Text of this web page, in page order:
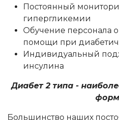
Постоянный
гипергликемии
Обучение персонала
помощи при
Индивидуальный
инсулина
Диабет 2 типа -
Большинство наших